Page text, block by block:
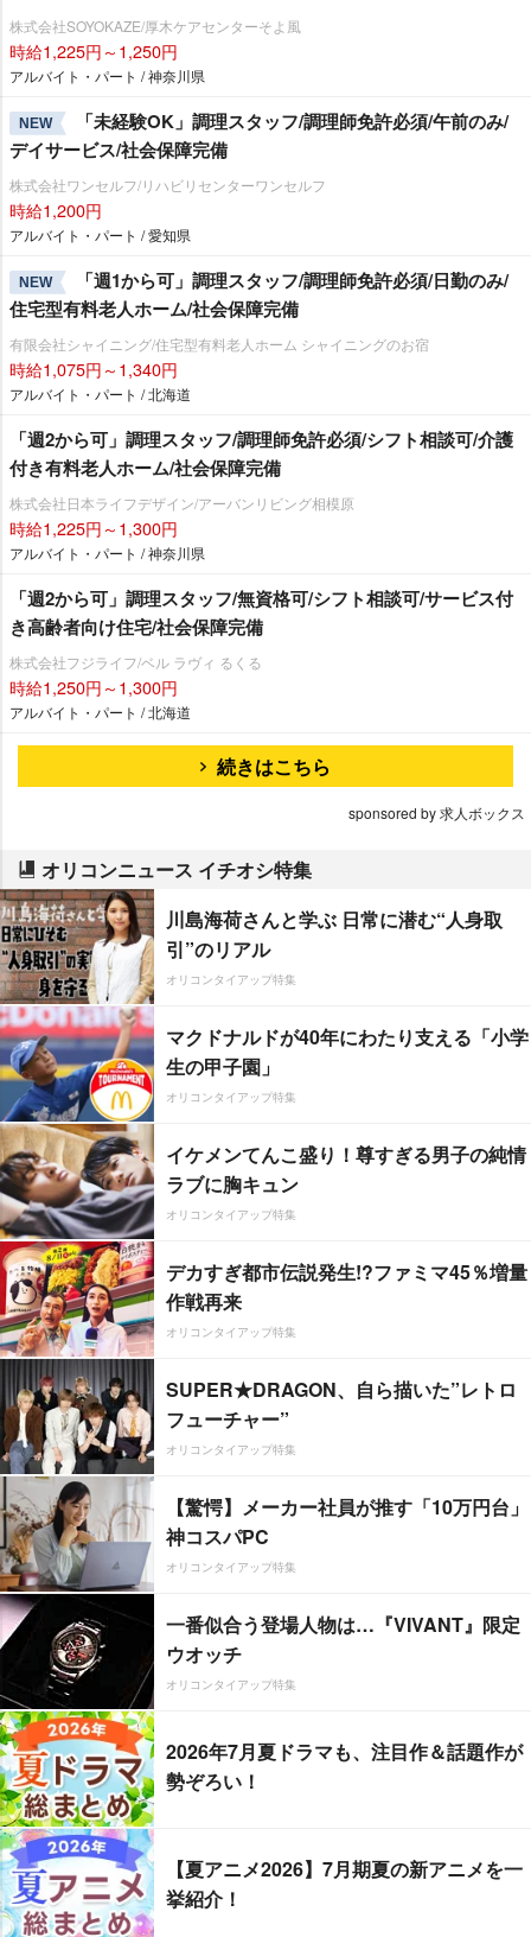
株式会社SOYOKAZE/厚木ケアセンターそよ風
時給1,225円～1,250円
アルバイト・パート / 神奈川県
NEW
「未経験OK」調理スタッフ/調理師免許必須/午前のみ/
デイサービス/社会保障完備
株式会社ワンセルフ/リハビリセンターワンセルフ
時給1,200円
アルバイト・パート / 愛知県
NEW
「週1から可」調理スタッフ/調理師免許必須/日勤のみ/
住宅型有料老人ホーム/社会保障完備
有限会社シャイニング/住宅型有料老人ホーム シャイニングのお宿
時給1,075円～1,340円
アルバイト・パート / 北海道
「週2から可」調理スタッフ/調理師免許必須/シフト相談可/介護
付き有料老人ホーム/社会保障完備
株式会社日本ライフデザイン/アーバンリビング相模原
時給1,225円～1,300円
アルバイト・パート / 神奈川県
「週2から可」調理スタッフ/無資格可/シフト相談可/サービス付
き高齢者向け住宅/社会保障完備
株式会社フジライフ/ベル ラヴィ るくる
時給1,250円～1,300円
アルバイト・パート / 北海道
続きはこちら
sponsored by 求人ボックス
オリコンニュース イチオシ特集
川島海荷さんと学ぶ 日常に潜む“人身取
引”のリアル
オリコンタイアップ特集
マクドナルドが40年にわたり支える「小学
生の甲子園」
オリコンタイアップ特集
イケメンてんこ盛り！尊すぎる男子の純情
ラブに胸キュン
オリコンタイアップ特集
デカすぎ都市伝説発生!?ファミマ45％増量
作戦再来
オリコンタイアップ特集
SUPER★DRAGON、自ら描いた”レトロ
フューチャー”
オリコンタイアップ特集
【驚愕】メーカー社員が推す「10万円台」
神コスパPC
オリコンタイアップ特集
一番似合う登場人物は…『VIVANT』限定
ウオッチ
オリコンタイアップ特集
2026年7月夏ドラマも、注目作＆話題作が
勢ぞろい！
【夏アニメ2026】7月期夏の新アニメを一
挙紹介！